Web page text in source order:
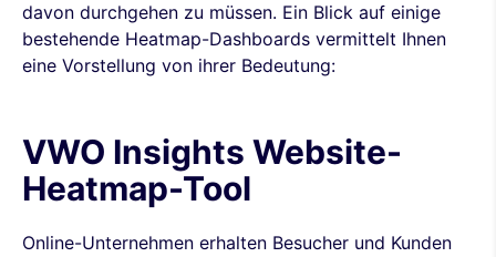
davon durchgehen zu müssen. Ein Blick auf einige
bestehende Heatmap-Dashboards vermittelt Ihnen
eine Vorstellung von ihrer Bedeutung:
VWO Insights Website-
Heatmap-Tool
Online-Unternehmen erhalten Besucher und Kunden